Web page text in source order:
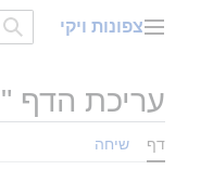
תפריט ראשי
צפונות ויקי
עריכת הדף "
דף שיחה